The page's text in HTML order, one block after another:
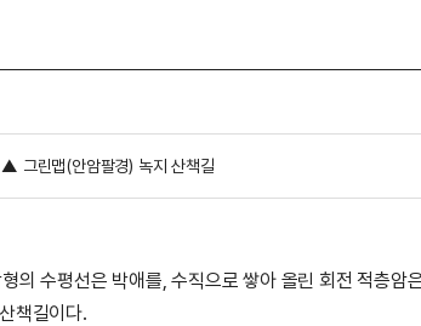
▲ 그린맵(안암팔경) 녹지 산책길
수평선은 박애를, 수직으로 쌓아 올린 회전 적층암
책길이다.